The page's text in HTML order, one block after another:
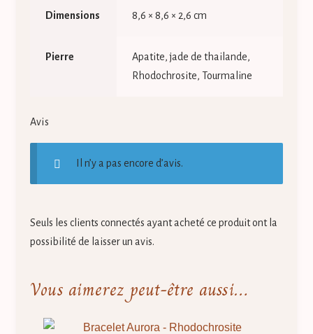
Dimensions 8,6 × 8,6 × 2,6 cm
Pierre
Apatite, jade de thailande,
Rhodochrosite, Tourmaline
Avis
Il n’y a pas encore d’avis.
Seuls les clients connectés ayant acheté ce produit ont la
possibilité de laisser un avis.
Vous aimerez peut-être aussi…